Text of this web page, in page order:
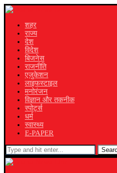
शहर
राज्य
देश
विदेश
बिजनेस
राजनीति
एजुकेशन
लाइफस्टाइल
मनोरंजन
विज्ञान और तकनीक
स्पोर्ट्स
धर्म
स्वास्थ्य
E-PAPER